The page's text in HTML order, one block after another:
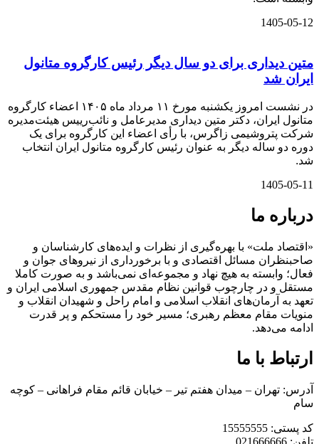
1405-05-12
متین دیداری برای دو سال دیگر رئیس کارگروه متانول
ایران شد
در نشست امروز یکشنبه مورخ ۱۱ مرداد ماه ۱۴۰۵ اعضاء کارگروه
متانول ایران، دکتر متین دیداری مدیرعامل و‌ نائب‌رییس هیئت‌مدیره
شرکت پتروشیمی زاگرس، با رأی اعضاء‌ این کارگروه برای یک
دوره دو ساله دیگر به عنوان رئیس کارگروه متانول ایران انتخاب
شد.
1405-05-11
درباره ما
«اقتصاد ملت» با بهره‌گیری از نظرات و ایده‌های کارشناسان و
صاحبنظران مسائل اقتصادی و با برخورداری از نیروهای جوان و
فعال؛ وابسته به هیچ نهاد و مجموعه‌ای نمی‌‌باشد و به صورت کاملا
مستقل و در چارچوب قوانین نظام مقدس جمهوری اسلامی ایران و
تعهد به آرمان‌های انقلاب اسلامی و امام راحل و شهیدان انقلاب و
منویات مقام معظم رهبری؛ مسیر خود را مستحکم و پر قدرت
ادامه می‌دهد.
ارتباط با ما
آدرس: تهران – میدان هفتم تیر – خیابان قائم مقام فراهانی – کوچه
سام
کد پستی: 15555555
تلفن: 021666666